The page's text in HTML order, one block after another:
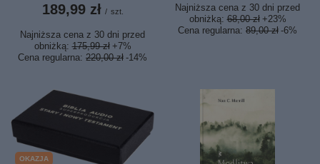
189,99 zł / szt.
Najniższa cena z 30 dni przed
obniżką:175,99 zł +7%
Cena regularna: 220,00 zł -14%
Najniższa cena z 30 dni przed
obniżką:68,00 zł +23%
Cena regularna: 89,00 zł -6%
OKAZJA